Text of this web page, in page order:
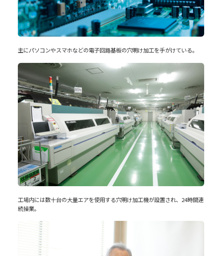
主にパソコンやスマホなどの電子回路基板の穴明け加工を手がけている。
工場内には数十台の大量エアを使用する穴明け加工機が設置され、24時間連
続操業。